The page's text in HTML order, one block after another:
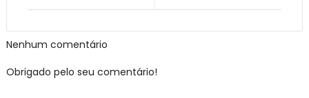
Nenhum comentário
Obrigado pelo seu comentário!